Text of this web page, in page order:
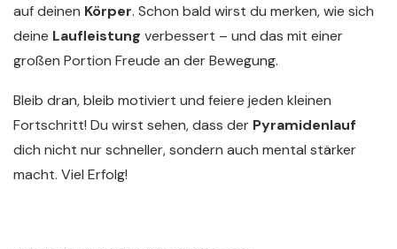
auf deinen Körper. Schon bald wirst du merken, wie sich
deine Laufleistung verbessert – und das mit einer
großen Portion Freude an der Bewegung.
Bleib dran, bleib motiviert und feiere jeden kleinen
Fortschritt! Du wirst sehen, dass der Pyramidenlauf
dich nicht nur schneller, sondern auch mental stärker
macht. Viel Erfolg!